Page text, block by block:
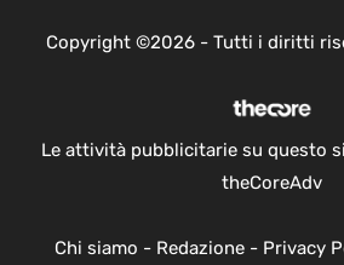
Copyright ©2026 - Tutti i diritti
Le attività pubblicitarie su questo
theCoreAdv
Chi siamo - Redazione- Privacy